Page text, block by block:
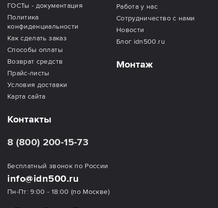
ГОСТы - документация
Политика
конфиденциальности
Как сделать заказ
Способы оплаты
Возврат средств
Прайс-листы
Условия доставки
Карта сайта
Работа у нас
Сотрудничество с нами
Новости
Блог idn500.ru
Монтаж
Контакты
8 (800) 200-15-73
Бесплатный звонок по России
info@idn500.ru
Пн-Пт: 9:00 - 18:00 (по Москве)